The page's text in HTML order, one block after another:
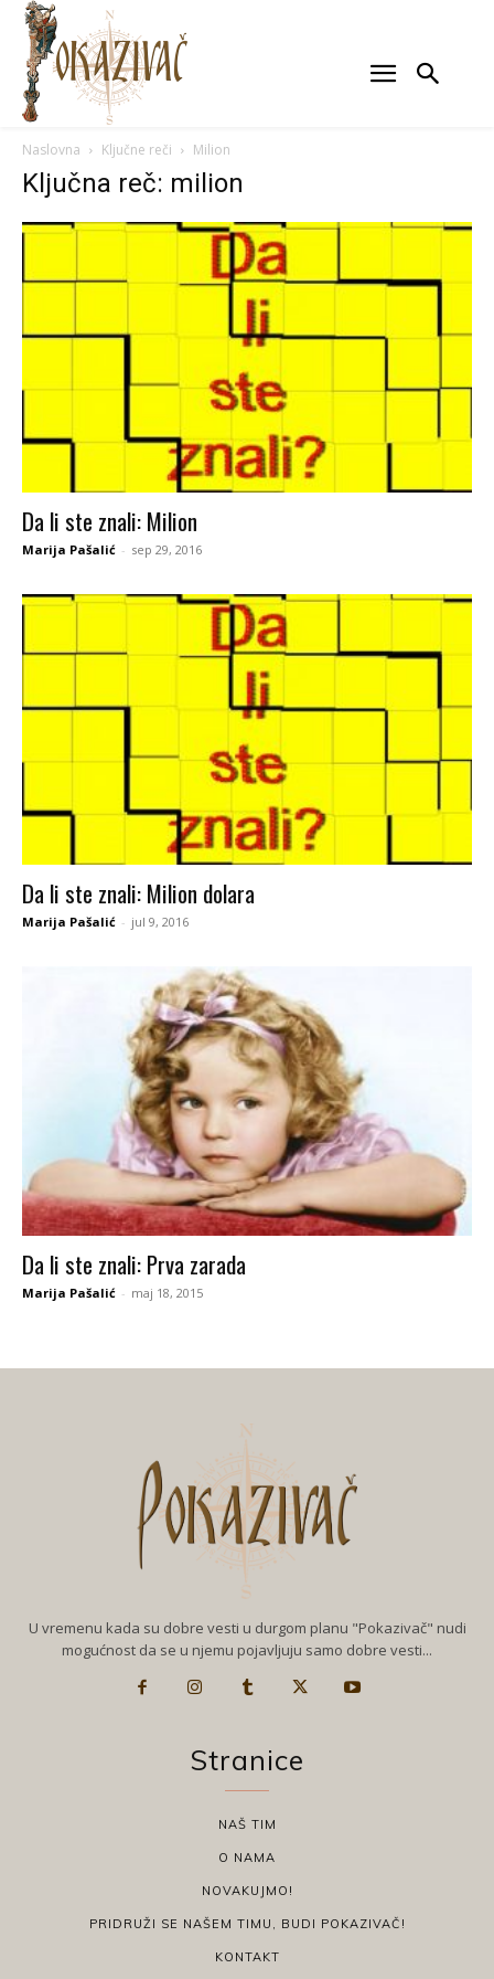
Naslovna Ključne reči Milion
Ključna reč: milion
Da li ste znali: Milion
Marija Pašalić - sep 29, 2016
Da li ste znali: Milion dolara
Marija Pašalić - jul 9, 2016
Da li ste znali: Prva zarada
Marija Pašalić - maj 18, 2015
U vremenu kada su dobre vesti u durgom planu "Pokazivač" nudi
mogućnost da se u njemu pojavljuju samo dobre vesti...
Stranice
NAŠ TIM
O NAMA
NOVAKUJMO!
PRIDRUŽI SE NAŠEM TIMU, BUDI POKAZIVAČ!
KONTAKT